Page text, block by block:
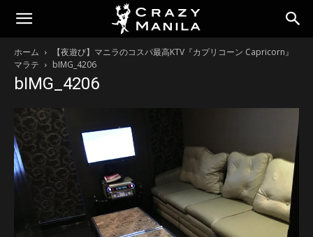
ホーム
【夜遊び】マニラのコスパ最高KTV『カプリコーン Capricorn』
マラテ
bIMG_4206
bIMG_4206